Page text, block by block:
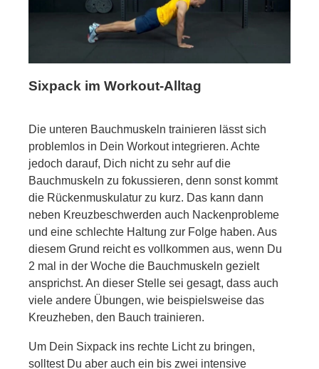
Sixpack im Workout-Alltag
Die unteren Bauchmuskeln trainieren lässt sich
problemlos in Dein Workout integrieren. Achte
jedoch darauf, Dich nicht zu sehr auf die
Bauchmuskeln zu fokussieren, denn sonst kommt
die Rückenmuskulatur zu kurz. Das kann dann
neben Kreuzbeschwerden auch Nackenprobleme
und eine schlechte Haltung zur Folge haben. Aus
diesem Grund reicht es vollkommen aus, wenn Du
2 mal in der Woche die Bauchmuskeln gezielt
ansprichst. An dieser Stelle sei gesagt, dass auch
viele andere Übungen, wie beispielsweise das
Kreuzheben, den Bauch trainieren.
Um Dein Sixpack ins rechte Licht zu bringen,
solltest Du aber auch ein bis zwei intensive